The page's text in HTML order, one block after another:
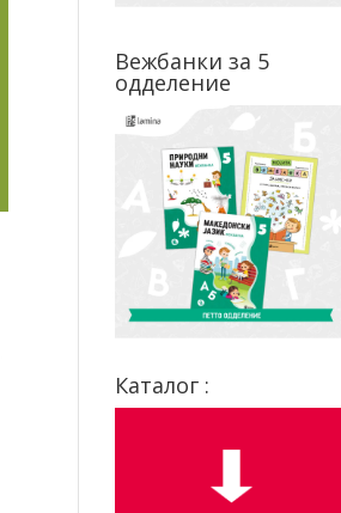
Вежбанки за 5
одделение
Каталог :